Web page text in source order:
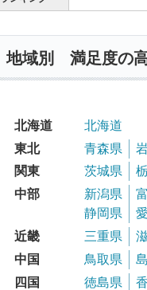
地域別 満足度の
北海道
北海道
東北
青森県
関東
茨城県
中部
新潟県
静岡県
近畿
三重県
中国
鳥取県
四国
徳島県